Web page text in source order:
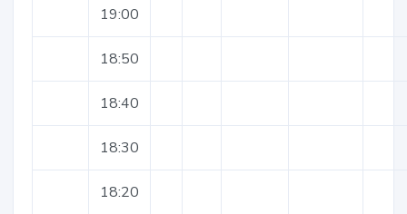
19:00
18:50
18:40
18:30
18:20